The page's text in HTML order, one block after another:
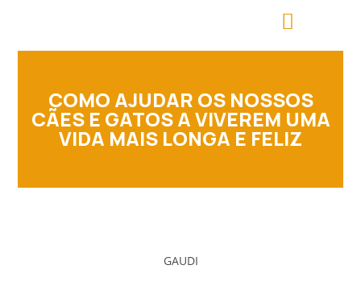
COMO AJUDAR OS NOSSOS
CÃES E GATOS A VIVEREM UMA
VIDA MAIS LONGA E FELIZ
GAUDI